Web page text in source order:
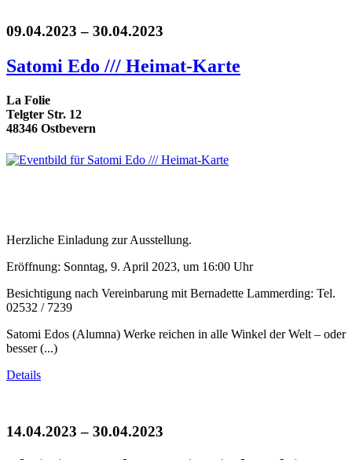
09.04.2023 – 30.04.2023
Satomi Edo /// Heimat-Karte
La Folie
Telgter Str. 12
48346 Ostbevern
Herzliche Einladung zur Ausstellung.
Eröffnung: Sonntag, 9. April 2023, um 16:00 Uhr
Besichtigung nach Vereinbarung mit Bernadette Lammerding: Tel.
02532 / 7239
Satomi Edos (Alumna) Werke reichen in alle Winkel der Welt – oder
besser (...)
Details
14.04.2023 – 30.04.2023